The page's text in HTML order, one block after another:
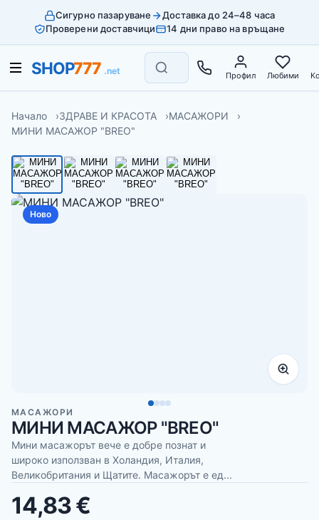
Сигурно пазаруване
Доставка до 24–48 часа
Проверени доставчици
14 дни право на връщане
Профил Любими
Начало ЗДРАВЕ И КРАСОТА
МАСАЖОРИ
МИНИ МАСАЖОР "BREO"
Ново
МАСАЖОРИ
МИНИ МАСАЖОР "BREO"
Мини масажорът вече е добре познат и
широко използван в Холандия, Италия,
Великобритания и Щатите. Масажорът е ед...
14,83 €